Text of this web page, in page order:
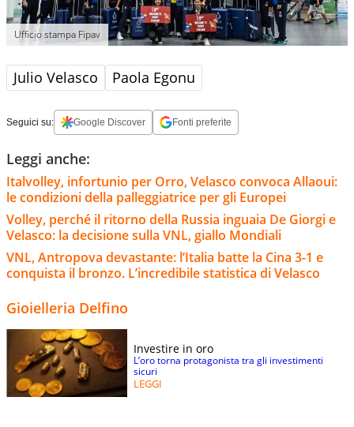
Ufficio stampa Fipav
Julio Velasco Paola Egonu
Seguici su: Google Discover Fonti preferite
Leggi anche:
Italvolley, infortunio per Orro, Velasco convoca Allaoui:
le condizioni della palleggiatrice per gli Europei
Volley, perché il ritorno della Russia inguaia De Giorgi e
Velasco: la decisione sulla VNL, giallo Mondiali
VNL, Antropova devastante: l’Italia batte la Cina 3-1 e
conquista il bronzo. L’incredibile statistica di Velasco
Gioielleria Delfino
Investire in oro
L’oro torna protagonista tra gli investimenti
sicuri
LEGGI